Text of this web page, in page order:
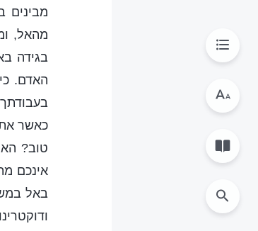
מהאל,
בגידה
האדם.
כאשר
טוב?
אינכם
באל